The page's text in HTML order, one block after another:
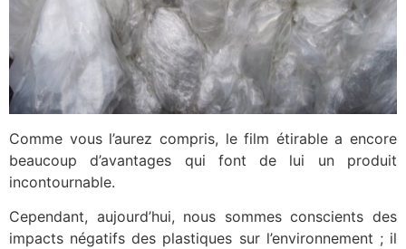
Comme vous l’aurez compris, le film étirable a encore
beaucoup d’avantages qui font de lui un produit
incontournable.
Cependant, aujourd’hui, nous sommes conscients des
impacts négatifs des plastiques sur l’environnement ; il